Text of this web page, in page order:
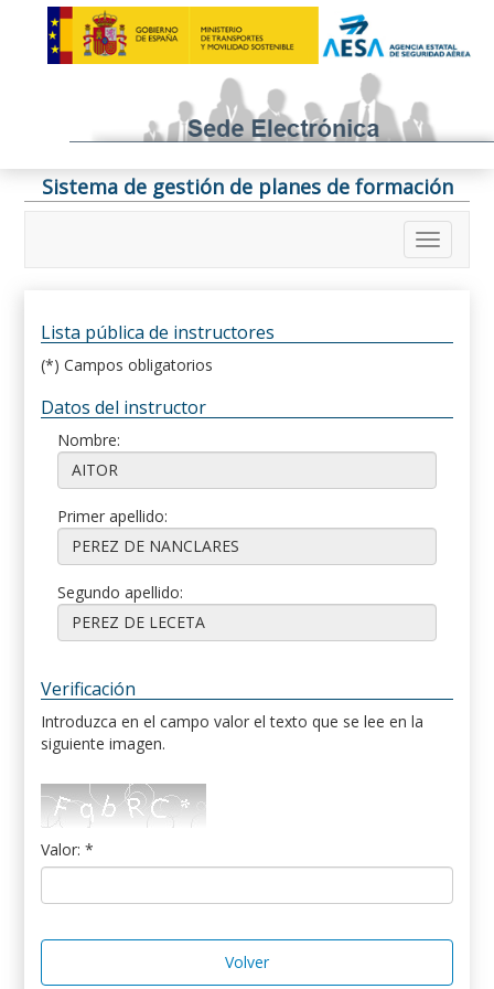
Sistema de gestión de planes de formación
Lista pública de instructores
(*) Campos obligatorios
Datos del instructor
Nombre:
Primer apellido:
Segundo apellido:
Verificación
Introduzca en el campo valor el texto que se lee en la
siguiente imagen.
Valor: *
Volver